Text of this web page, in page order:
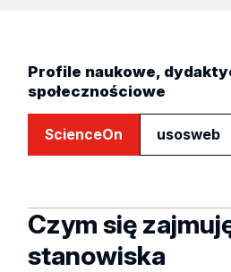
Profile naukowe,
społecznościowe
ScienceOn usosweb
Czym się
stanowiska